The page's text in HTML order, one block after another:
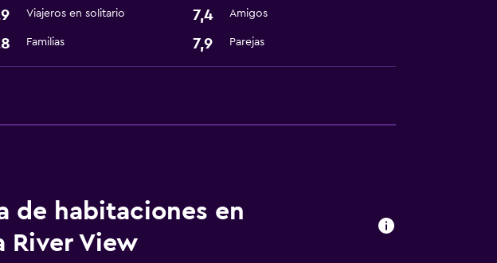
aeropuerto
Viajeros en solitario 7,4 Amigos
Familias 7,9 Parejas
de habitaciones en
River View